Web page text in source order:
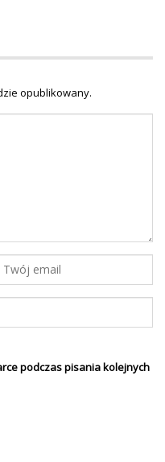
opublikowany.
podczas pisania kolejnych